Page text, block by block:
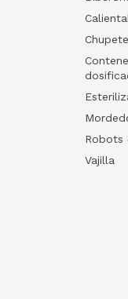
Robots
Vajilla